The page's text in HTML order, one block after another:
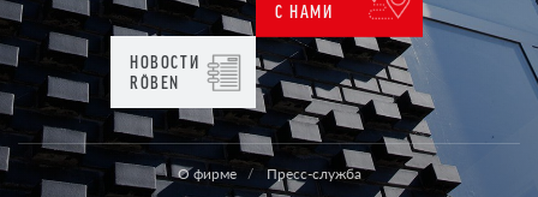
НОВОСТИ
RÖBEN
С НАМИ
О фирме Пресс-служба